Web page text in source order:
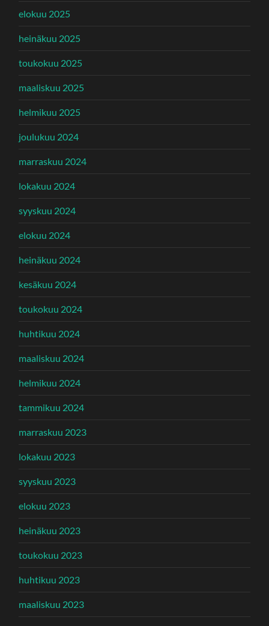
elokuu 2025
heinäkuu 2025
toukokuu 2025
maaliskuu 2025
helmikuu 2025
joulukuu 2024
marraskuu 2024
lokakuu 2024
syyskuu 2024
elokuu 2024
heinäkuu 2024
kesäkuu 2024
toukokuu 2024
huhtikuu 2024
maaliskuu 2024
helmikuu 2024
tammikuu 2024
marraskuu 2023
lokakuu 2023
syyskuu 2023
elokuu 2023
heinäkuu 2023
toukokuu 2023
huhtikuu 2023
maaliskuu 2023